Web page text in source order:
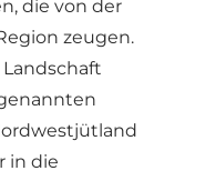
die von der
zeugen.
in die